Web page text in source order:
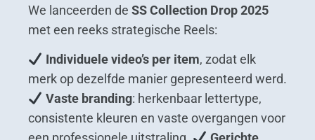
We lanceerden de SS Collection Drop 2025
met een reeks strategische Reels:
Individuele video’s per item, zodat elk
merk op dezelfde manier gepresenteerd werd.
Vaste branding: herkenbaar lettertype,
consistente kleuren en vaste overgangen voor